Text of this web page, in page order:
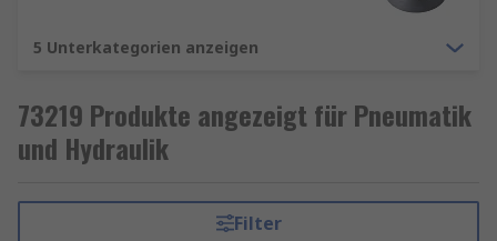
5 Unterkategorien anzeigen
73219 Produkte angezeigt für Pneumatik
und Hydraulik
Filter